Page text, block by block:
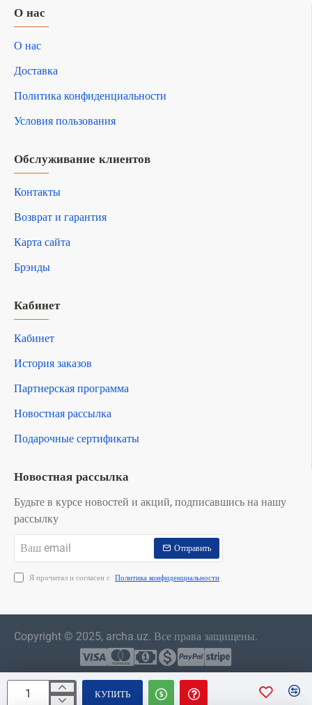
КУПИТЬ
О нас
О нас
Доставка
Политика конфиденциальности
Условия пользования
Обслуживание клиентов
Контакты
Возврат и гарантия
Карта сайта
Брэнды
Кабинет
Кабинет
История заказов
Партнерская программа
Новостная рассылка
Подарочные сертификаты
Новостная рассылка
Будьте в курсе новостей и акций, подписавшись на нашу
рассылку
email
Отправить
Я прочитал и согласен с Политика конфиденциальности
Copyright © 2025, archa.uz. Все права защищены.